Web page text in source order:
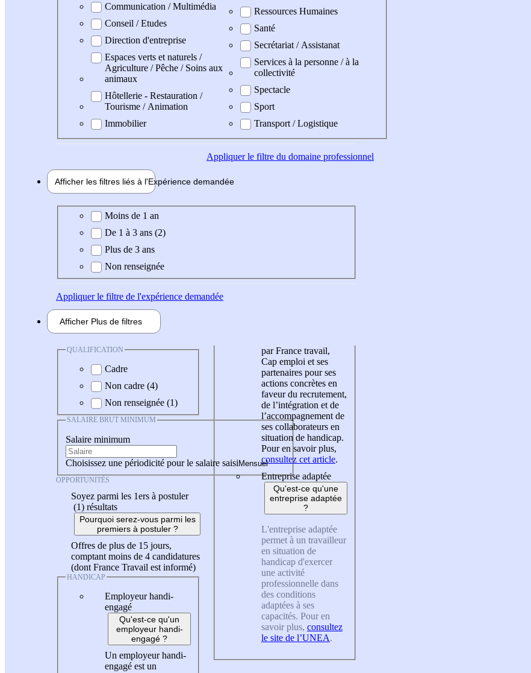
Communication / Multimédia
Conseil / Etudes
Direction d'entreprise
Espaces verts et naturels /
Agriculture / Pêche / Soins aux
animaux
Hôtellerie - Restauration /
Tourisme / Animation
Immobilier
Ressources Humaines
Santé
Secrétariat / Assistanat
Services à la personne / à la
collectivité
Spectacle
Sport
Transport / Logistique
Appliquerle filtre du domaine professionnel
Afficher les filtres liés à l'Expérience demandée
Expérience demandée
Moins de 1 an
De 1 à 3 ans (2)
Plus de 3 ans
Non renseignée
Appliquerle filtre de l'expérience demandée
Afficher Plus de filtres
QUALIFICATION
Cadre
Non cadre (4)
Non renseignée (1)
SALAIRE BRUT MINIMUM
Salaire minimum
Choisissez une périodicité pour le salaire saisi
OPPORTUNITÉS
Soyez parmi les 1ers à postuler
(1) résultats
Pourquoi serez-vous parmi les
premiers à postuler ?
Offres de plus de 15 jours,
comptant moins de 4 candidatures
(dont France Travail est informé)
HANDICAP
Employeur handi-
engagé
Qu'est-ce qu'un
employeur handi-
engagé ?
Un employeur handi-
engagé est un
par France travail,
Cap emploi et ses
partenaires pour ses
actions concrètes en
faveur du recrutement,
de l’intégration et de
l’accompagnement de
ses collaborateurs en
situation de handicap.
Pour en savoir plus,
consultez cet article.
Entreprise adaptée
Qu'est-ce qu'une
entreprise adaptée
?
L'entreprise adaptée
permet à un travailleur
en situation de
handicap d'exercer
une activité
professionnelle dans
des conditions
adaptées à ses
capacités. Pour en
savoir plus, consultez
le site de l’UNEA.